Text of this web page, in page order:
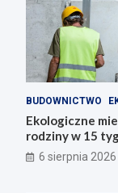
BUDOWNICTWO
Ekologiczne
rodziny w 15
6 sierpnia 2026